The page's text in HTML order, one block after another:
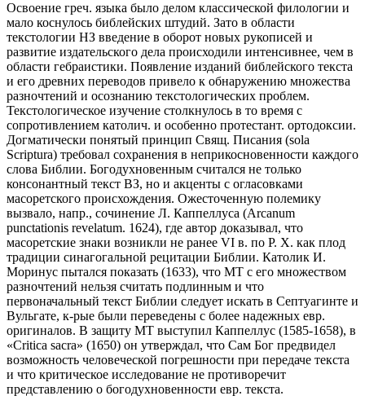
Освоение греч. языка было делом классической филологии и
мало коснулось библейских штудий. Зато в области
текстологии НЗ введение в оборот новых рукописей и
развитие издательского дела происходили интенсивнее, чем в
области гебраистики. Появление изданий библейского текста
и его древних переводов привело к обнаружению множества
разночтений и осознанию текстологических проблем.
Текстологическое изучение столкнулось в то время с
сопротивлением католич. и особенно протестант. ортодоксии.
Догматически понятый принцип Свящ. Писания (sola
Scriptura) требовал сохранения в неприкосновенности каждого
слова Библии. Богодухновенным считался не только
консонантный текст ВЗ, но и акценты с огласовками
масоретского происхождения. Ожесточенную полемику
вызвало, напр., сочинение Л. Каппеллуса (Arcanum
punctationis revelatum. 1624), где автор доказывал, что
масоретские знаки возникли не ранее VI в. по Р. Х. как плод
традиции синагогальной рецитации Библии. Католик И.
Моринус пытался показать (1633), что МТ с его множеством
разночтений нельзя считать подлинным и что
первоначальный текст Библии следует искать в Септуагинте и
Вульгате, к-рые были переведены с более надежных евр.
оригиналов. В защиту МТ выступил Каппеллус (1585-1658), в
«Critica sacrа» (1650) он утверждал, что Сам Бог предвидел
возможность человеческой погрешности при передаче текста
и что критическое исследование не противоречит
представлению о богодухновенности евр. текста.